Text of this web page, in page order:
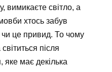
вимикаєте світло, а
хтось забув
це привид. То чому
після
має декілька